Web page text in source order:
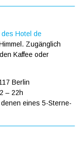
Hotel de
Zugänglich
Kaffee oder
Berlin
– 22h
eines 5-Sterne-